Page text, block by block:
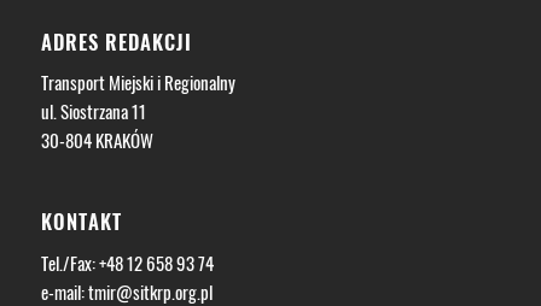
ADRES REDAKCJI
Transport Miejski i Regionalny
ul. Siostrzana 11
30-804 KRAKÓW
KONTAKT
Tel./Fax: +48 12 658 93 74
e-mail:tmir@sitkrp.org.pl